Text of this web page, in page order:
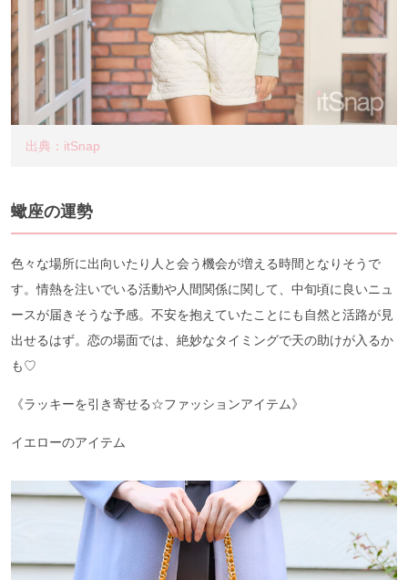
出典：itSnap
蠍座の運勢
色々な場所に出向いたり人と会う機会が増える時間となりそうで
す。情熱を注いでいる活動や人間関係に関して、中旬頃に良いニュ
ースが届きそうな予感。不安を抱えていたことにも自然と活路が見
出せるはず。恋の場面では、絶妙なタイミングで天の助けが入るか
も♡
《ラッキーを引き寄せる☆ファッションアイテム》
イエローのアイテム